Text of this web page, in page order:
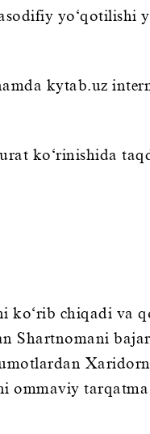
yo‘qotilishi
kytab.uz
ko‘rinishida
ko‘rib chiqadi va
Shartnomani
ommaviy